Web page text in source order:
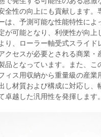
全性の向上にも貢献します。
は、予測可能な性能特性によ
が可能となり、利便性が向上
り、ローラー軸受式スライド
クセスが必要とされる商業・
品となっています。また、こ
ィス用収納から重量級の産業
し材質および構成に対応し、
卓越した汎用性を発揮します。